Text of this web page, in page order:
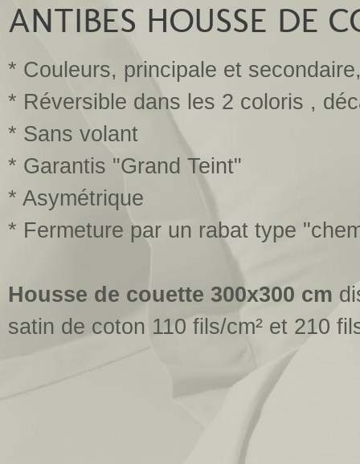
ANTIBES HOUSSE DE
* Couleurs, principale et
* Réversible dans les 2 coloris ,
* Sans volant
* Garantis "Grand Teint"
* Asymétrique
* Fermeture par un rabat type
Housse de couette 300x300 cm
satin de coton 110 fils/cm² et 210